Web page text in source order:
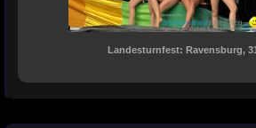
Landesturnfest: Ravensburg,